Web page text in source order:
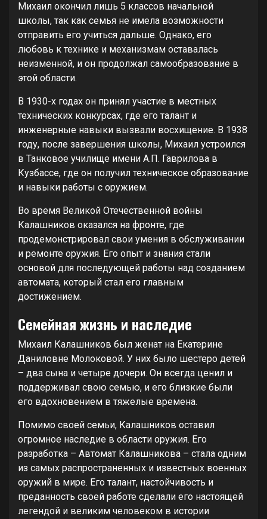
Михаил окончил лишь 5 классов начальной
школы, так как семья не имела возможности
отправить его учиться дальше. Однако, его
любовь к технике и механизмам оставалась
неизменной, и он продолжал самообразование в
этой области.
В 1930-х годах он принял участие в местных
технических конкурсах, где его талант и
инженерные навыки вызвали восхищение. В 1938
году, после завершения школы, Михаил устроился
в Танковое училище имени А.П. Гаврилова в
Кузбассе, где он получил техническое образование
и навыки работы с оружием.
Во время Великой Отечественной войны
Калашников оказался на фронте, где
продемонстрировал свои умения в обслуживании
и ремонте оружия. Его опыт и знания стали
основой для последующей работы над созданием
автомата, который стал его главным
достижением.
Семейная жизнь и наследие
Михаил Калашников был женат на Екатерине
Даниловне Молоковой. У них было шестеро детей
– два сына и четыре дочери. Он всегда ценил и
поддерживал свою семью, и его близкие были
его вдохновением в тяжелые времена.
Помимо своей семьи, Калашников оставил
огромное наследие в области оружия. Его
разработка – Автомат Калашникова – стала одним
из самых распространенных и известных военных
оружий в мире. Его талант, настойчивость и
преданность своей работе сделали его настоящей
легендой и великим человеком в истории